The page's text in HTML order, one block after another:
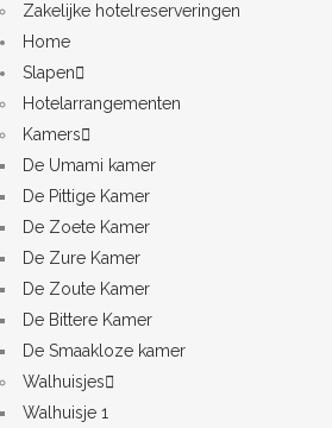
Zakelijke hotelreserveringen
Home
Slapen
Hotelarrangementen
Kamers
De Umami kamer
De Pittige Kamer
De Zoete Kamer
De Zure Kamer
De Zoute Kamer
De Bittere Kamer
De Smaakloze kamer
Walhuisjes
Walhuisje 1